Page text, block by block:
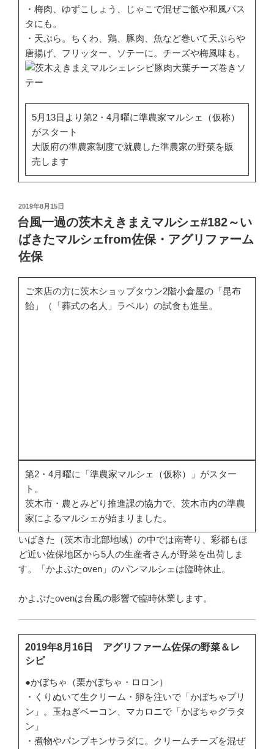
・梅肉、ゆずこしょう、じゃこで混ぜご飯や和風パス
タにも。
・天ぷら。ちくわ、鶏、豚肉、魚など巻いて天ぷらや
唐揚げ、フリッター、ソテーに。チーズや梅風味も。
5月13日より第2・4月曜に準農家マルシェ（仮称）
がスタート
大阪府の準農家制度で就農した準農家の野菜を販
売します
投
稿
日:
2019年8月15日
台風一過の茨木えきまえマルシェ#182～い
ばきたマルシェfrom佐保・アグリファーム
佐保
ご来店の方に茨木ショップタウン2階小倉屋の「昆布
飴」（「葬式の名人」ラベル）の試食も進呈。
第2・4月曜に「準農家マルシェ（仮称）」がスター
ト。
茨木市・農とみどり推進課の協力で、茨木市内の準農
家によるマルシェが始まりました。
いばきた（茨木市北部地域）の中では南寄り、彩都もほ
ど近い佐保地区から5人の生産者さんが野菜を出荷しま
す。「かよぶたoven」のパンマルシェは臨時休止。
かよぶたovenは台風の影響で臨時休業します。
2019年8月16日 アグリファーム佐保の野菜＆レ
シピ
●かぼちゃ（栗かぼちゃ・ロロン）
・くりぬいて生クリーム・卵を注いで「かぼちゃプリ
ン」。玉ねぎベーコン、マカロニで「かぼちゃグラタ
ン」
・煮物やパンプキンサラダに。クリームチーズを混ぜ